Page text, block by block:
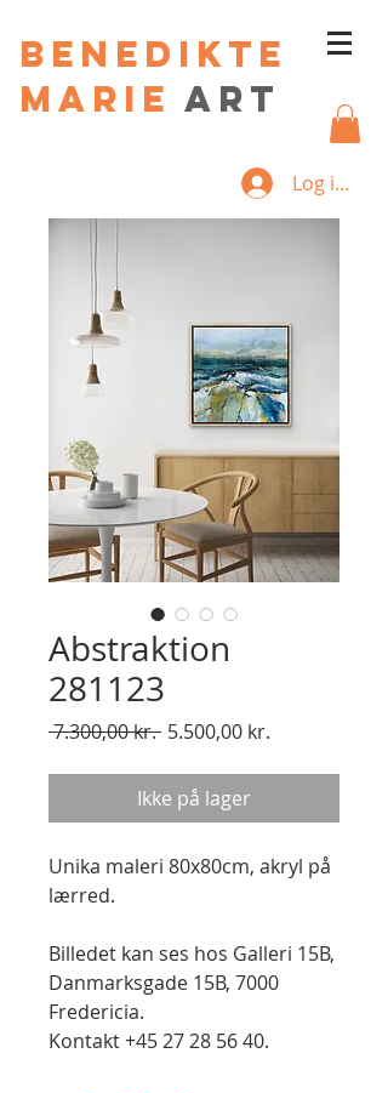
Benedikte
Marie art
Log ind
Abstraktion
281123
7.300,00 kr. Regulær
5.500,00 kr.
Ikke på lager
Unika maleri 80x80cm, akryl på
lærred.
Billedet kan ses hos Galleri 15B,
Danmarksgade 15B, 7000
Fredericia.
Kontakt +45 27 28 56 40.